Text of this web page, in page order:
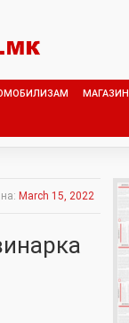
МАГАЗИН
March 15, 2022